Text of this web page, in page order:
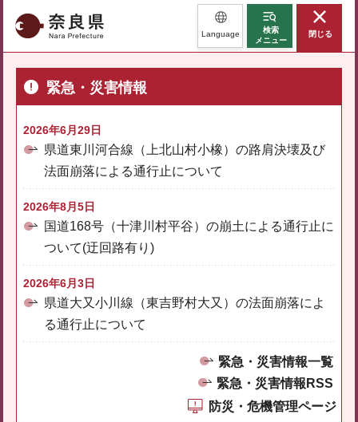
奈良県 Language
検索
メニュー
閉じる
緊急・災害情報
2026年6月29日
県道東川河合線（上北山村小橡）の路肩決壊及び
法面崩落による通行止について
2026年8月5日
国道168号（十津川村平谷）の崩土による通行止に
ついて(迂回路有り)
2026年6月3日
県道大又小川線（東吉野村大又）の法面崩落によ
る通行止について
緊急・災害情報一覧
緊急・災害情報RSS
防災・危機管理ページ